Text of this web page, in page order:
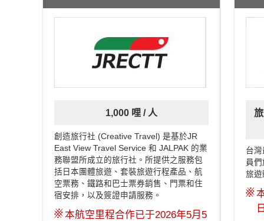
1,000 哩 / 人
創造旅行社 (Creative Travel) 是基於JR
East View Travel Service 和 JALPAK 的業
務聯盟所成立的旅行社。所提供之服務包
括日本團體旅遊、套裝旅遊行程產品、航
空票務、鐵路和巴士票券銷售、門票和住
宿安排，以及簽證申請服務。
※本航空里程合作已于2026年5月5
台
員
旅遊
※